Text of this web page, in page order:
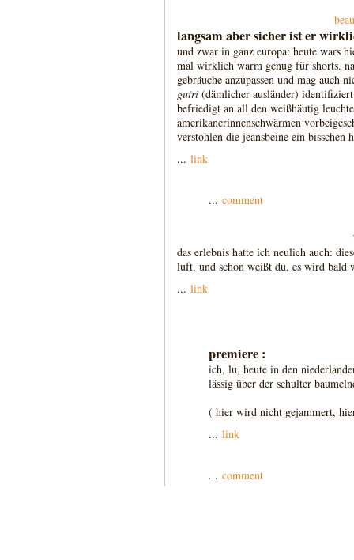
langsam aber sicher ist er
und zwar in ganz europa: heute wars
mal wirklich warm genug für shorts.
gebräuche anzupassen und mag auch
guiri (dämlicher ausländer)
befriedigt an all den weißhäutig
amerikanerinnenschwärmen
verstohlen die jeansbeine ein bisschen
... link
... comment
das erlebnis hatte ich neulich auch:
luft. und schon weißt du, es wird bald
... link
premiere :
ich, lu, heute in den
lässig über der schulter
( hier wird nicht gejammert,
... link
... comment